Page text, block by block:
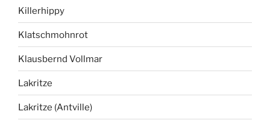
Killerhippy
Klatschmohnrot
Klausbernd Vollmar
Lakritze
Lakritze (Antville)